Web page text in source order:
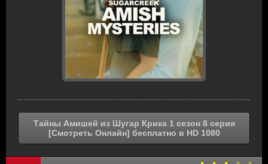
Тайны Амишей из Шугар Крика 1 сезон 8 серия
[Смотреть Онлайн] бесплатно в HD 1080